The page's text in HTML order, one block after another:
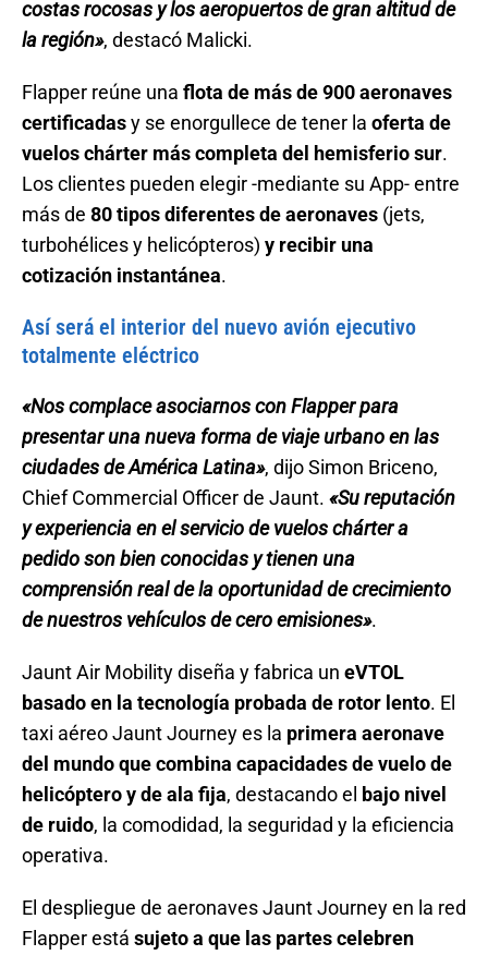
costas rocosas y los aeropuertos de gran altitud de
la región», destacó Malicki.
Flapper reúne una flota de más de 900 aeronaves
certificadasy se enorgullece de tener la oferta de
vuelos chárter más completa del hemisferio sur.
Los clientes pueden elegir -mediante su App- entre
más de 80 tipos diferentes de aeronaves (jets,
turbohélices y helicópteros) y recibir una
cotización instantánea.
Así será el interior del nuevo avión ejecutivo
totalmente eléctrico
«Nos complace asociarnos con Flapper para
presentar una nueva forma de viaje urbano en las
ciudades de América Latina», dijo Simon Briceno,
Chief Commercial Officer de Jaunt. «Su reputación
y experiencia en el servicio de vuelos chárter a
pedido son bien conocidas y tienen una
comprensión real de la oportunidad de crecimiento
de nuestros vehículos de cero emisiones».
Jaunt Air Mobility diseña y fabrica un eVTOL
basado en la tecnología probada de rotor lento. El
taxi aéreo Jaunt Journey es la primera aeronave
del mundo que combina capacidades de vuelo de
helicóptero y de ala fija, destacando el bajo nivel
de ruido, la comodidad, la seguridad y la eficiencia
operativa.
El despliegue de aeronaves Jaunt Journey en la red
Flapper está sujeto a que las partes celebren